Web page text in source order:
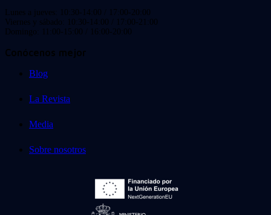
Lunes a jueves: 10:30-14:00 / 17:00-20:00
Viernes y sábado: 10:30-14:00 / 17:00-21:00
Domingo: 11:00-15:00 / 16:00-20:00
Conócenos mejor
Blog
La Revista
Media
Sobre nosotros